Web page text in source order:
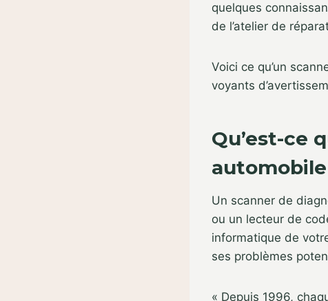
quelques
de l’atelier de
Voici ce qu’un
voyants
Qu’est-ce
Un scanner de
ou un lecteur de
informatique de
ses problèmes
« Depuis 1996,